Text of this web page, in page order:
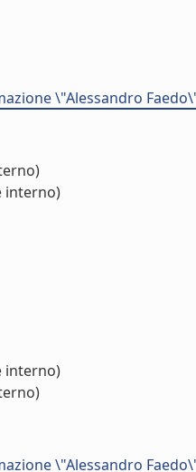
\"Alessandro
interno)
interno)
\"Alessandro